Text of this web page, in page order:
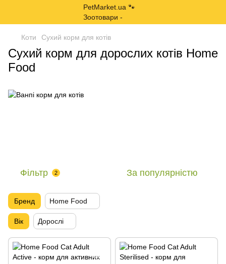
Коти Сухий корм для котів
Сухий корм для дорослих котів Home
Food
Фільтр 2 За популярністю
Бренд Home Food
Вік Дорослі